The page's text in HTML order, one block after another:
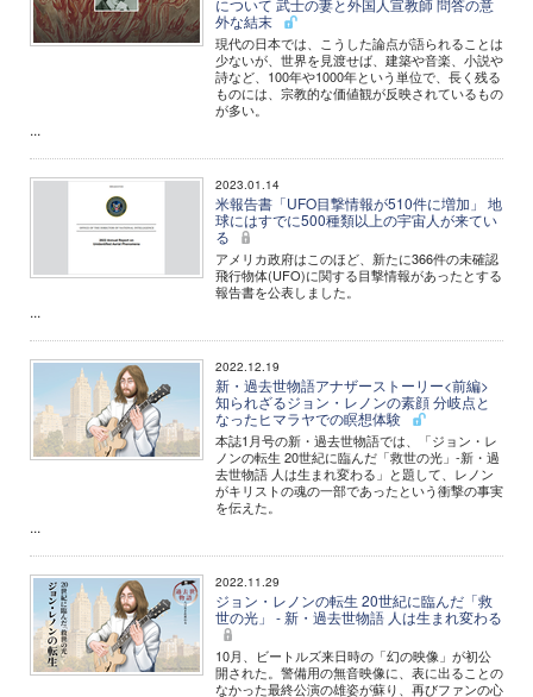
について 武士の妻と外国人宣教師 問答の意
外な結末
現代の日本では、こうした論点が語られることは
少ないが、世界を見渡せば、建築や音楽、小説や
詩など、100年や1000年という単位で、長く残る
ものには、宗教的な価値観が反映されているもの
が多い。
...
2023.01.14
米報告書「UFO目撃情報が510件に増加」 地
球にはすでに500種類以上の宇宙人が来てい
る
アメリカ政府はこのほど、新たに366件の未確認
飛行物体(UFO)に関する目撃情報があったとする
報告書を公表しました。
...
2022.12.19
新・過去世物語アナザーストーリー<前編>
知られざるジョン・レノンの素顔 分岐点と
なったヒマラヤでの瞑想体験
本誌1月号の新・過去世物語では、「ジョン・レ
ノンの転生 20世紀に臨んだ「救世の光」-新・過
去世物語 人は生まれ変わる」と題して、レノン
がキリストの魂の一部であったという衝撃の事実
を伝えた。
...
2022.11.29
ジョン・レノンの転生 20世紀に臨んだ「救
世の光」 - 新・過去世物語 人は生まれ変わる
10月、ビートルズ来日時の「幻の映像」が初公
開された。警備用の無音映像に、表に出ることの
なかった最終公演の雄姿が蘇り、再びファンの心